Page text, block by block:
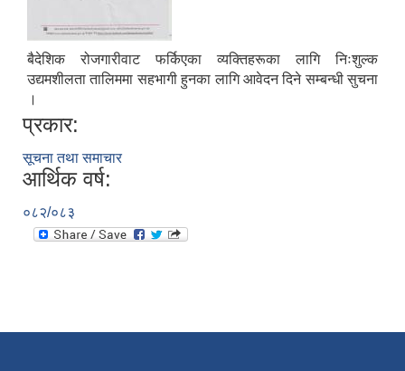
बैदेशिक रोजगारीवाट फर्किएका व्यक्तिहरूका लागि निःशुल्क
उद्यमशीलता तालिममा सहभागी हुनका लागि आवेदन दिने सम्बन्धी सुचना
।
प्रकार:
सूचना तथा समाचार
आर्थिक वर्ष:
०८२/०८३